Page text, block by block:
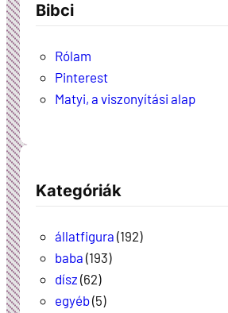
Bibci
Rólam
Pinterest
Matyi, a viszonyítási alap
Kategóriák
állatfigura (192)
baba (193)
dísz (62)
egyéb(5)